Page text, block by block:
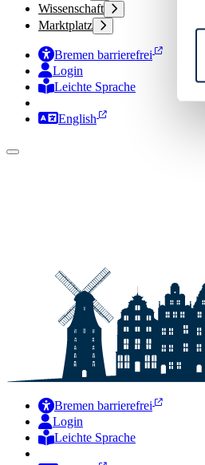
Wissenschaft
Marktplatz
Bremen barrierefrei
Login
Leichte Sprache
Zur Deutschen Gebärdensprache
English
Bremen barrierefrei
Login
Leichte Sprache